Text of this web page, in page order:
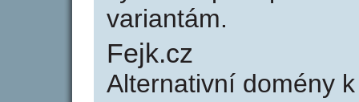
variantám.
Fejk.cz
Alternativní domény